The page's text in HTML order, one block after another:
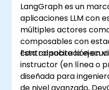
LangGraph es un
aplicaciones LLM con
múltiples actores
composables con
control sobre la
Esta capacitación en
instructor (en línea o
diseñada para
de nivel avanzado,